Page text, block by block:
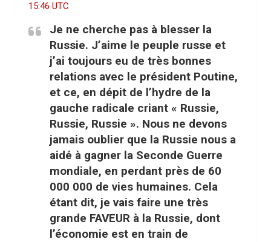
15:46 UTC
Je ne cherche pas à blesser la
Russie. J’aime le peuple russe et
j’ai toujours eu de très bonnes
relations avec le président Poutine,
et ce, en dépit de l’hydre de la
gauche radicale criant « Russie,
Russie, Russie ». Nous ne devons
jamais oublier que la Russie nous a
aidé à gagner la Seconde Guerre
mondiale, en perdant près de 60
000 000 de vies humaines. Cela
étant dit, je vais faire une très
grande FAVEUR à la Russie, dont
l’économie est en train de